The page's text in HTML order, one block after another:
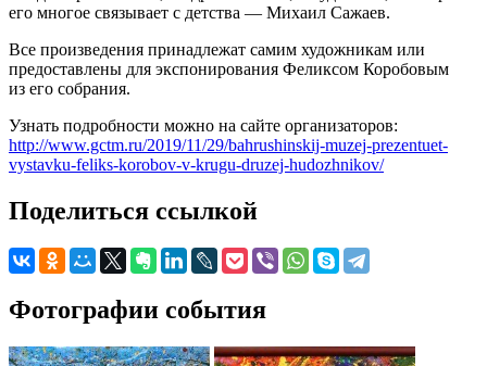
его многое связывает с детства — Михаил Сажаев.
Все произведения принадлежат самим художникам или
предоставлены для экспонирования Феликсом Коробовым
из его собрания.
Узнать подробности можно на сайте организаторов:
http://www.gctm.ru/2019/11/29/bahrushinskij-muzej-prezentuet-
vystavku-feliks-korobov-v-krugu-druzej-hudozhnikov/
Поделиться ссылкой
Фотографии события